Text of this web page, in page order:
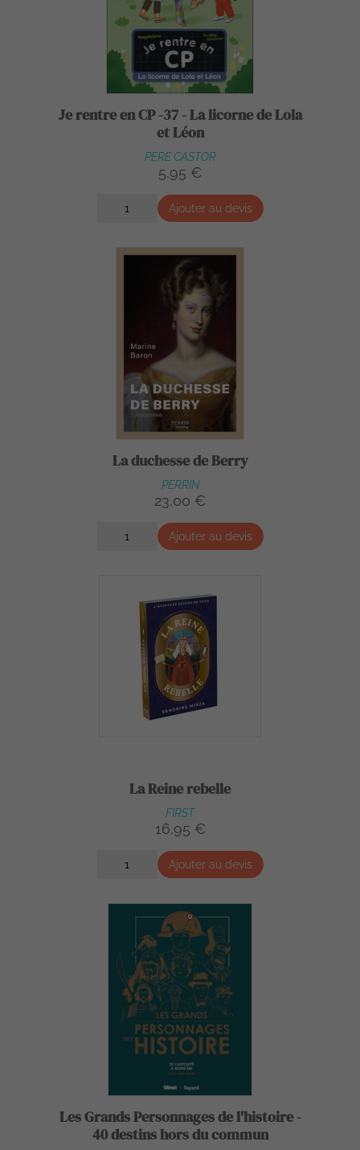
Je rentre en CP -37 - La licorne de Lola
et Léon
PERE CASTOR
5,95 €
Ajouter au devis
La duchesse de Berry
PERRIN
23,00 €
Ajouter au devis
La Reine rebelle
FIRST
16,95 €
Ajouter au devis
Les Grands Personnages de l'histoire -
40 destins hors du commun